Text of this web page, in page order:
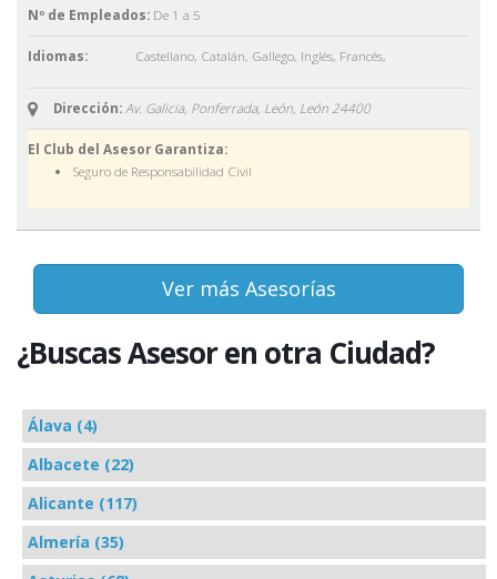
Nº de Empleados: De 1 a 5
Idiomas: Castellano, Catalán, Gallego, Inglés, Francés,
Dirección: Av. Galicia, Ponferrada, León, León 24400
El Club del Asesor Garantiza:
Seguro de Responsabilidad Civil
Ver más Asesorías
¿Buscas Asesor en otra Ciudad?
Álava (4)
Albacete (22)
Alicante (117)
Almería (35)